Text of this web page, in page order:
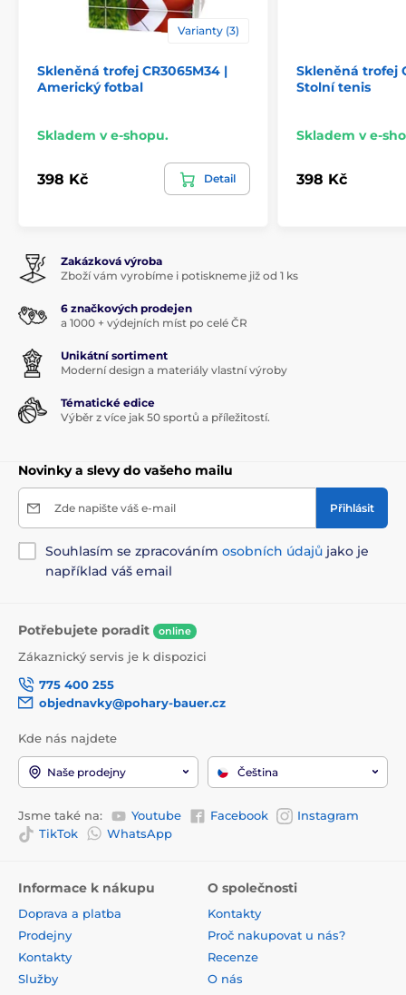
Varianty (3)
Skleněná trofej CR3065M34 |
Americký fotbal
Skladem v e-shopu.
398 Kč Detail
Skleněná trofej
Stolní tenis
Skladem v e-
398 Kč
Zakázková výroba
Zboží vám vyrobíme i potiskneme již od 1 ks
6 značkových prodejen
a 1000 + výdejních míst po celé ČR
Unikátní sortiment
Moderní design a materiály vlastní výroby
Tématické edice
Výběr z více jak 50 sportů a příležitostí.
Novinky a slevy do vašeho mailu
Zde napište váš e-mail Přihlásit
Souhlasím se zpracováním osobních údajů jako je
například váš email
Potřebujete poradit online
Zákaznický servis je k dispozici
775 400 255
objednavky@pohary-bauer.cz
Kde nás najdete
Naše prodejny Čeština
Jsme také na: Youtube Facebook
Instagram
TikTok
WhatsApp
Informace k nákupu
Doprava a platba
Prodejny
Kontakty
Služby
O společnosti
Kontakty
Proč nakupovat u nás?
Recenze
O nás